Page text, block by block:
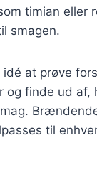
timian eller
smagen.
at prøve
og finde ud af,
til